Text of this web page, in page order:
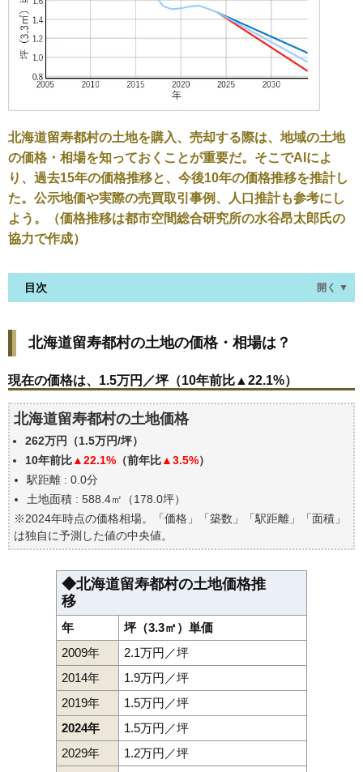
北海道留寿都村の土地を購入、売却する際は、地域の土地
の価格・相場を知っておくことが重要だ。そこでAIによ
り、過去15年の価格推移と、今後10年の価格推移を推計し
た。公示地価や実際の売買取引事例、人口推計も参考にし
よう。（価格推移は都市空間総合研究所の水谷昂太郎氏の
協力で作成）
目次 開く ▼
現在の価格は、1.5万円／坪（10年前比▲22.1%）
価格を詳細に分析しよう
北海道留寿都村の土地の過去の売買事例
エリアの将来性を人口予想から検討しよう
自分の年収でいくらの不動産が買える？
北海道留寿都村の土地の価格・相場は？
現在の価格は、1.5万円／坪（10年前比▲22.1%）
北海道留寿都村の土地価格
262万円（1.5万円/坪）
10年前比▲22.1% （前年比▲3.5%）
駅距離 : 0.0分
土地面積 : 588.4㎡（178.0坪）
※2024年時点の価格相場。「価格」「築数」「駅距離」「面積」
は独自に予測した値の中央値。
◆北海道留寿都村の土地価格推
移
年
坪（3.3㎡）単価
2009年
2.1万円／坪
2014年
1.9万円／坪
2019年
1.5万円／坪
2024年
1.5万円／坪
2029年
1.2万円／坪